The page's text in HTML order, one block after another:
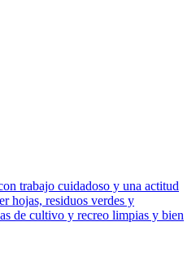
trabajo cuidadoso y una actitud
hojas, residuos verdes y
de cultivo y recreo limpias y bien